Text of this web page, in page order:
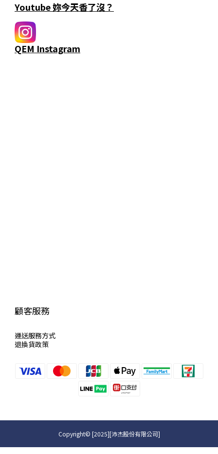
Youtube 妳今天香了沒？
QEM Instagram
顧客服務
運送服務方式
退換貨政策
Copyright© [2025][沛杰股份有限公司]